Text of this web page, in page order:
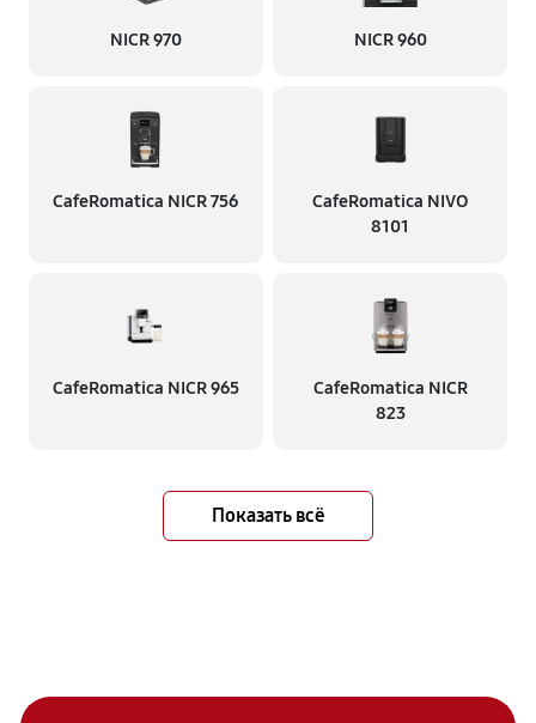
NICR 970 NICR 960
CafeRomatica NICR 756
CafeRomatica NIVO
8101
CafeRomatica NICR 965
CafeRomatica NICR
823
Показать всё